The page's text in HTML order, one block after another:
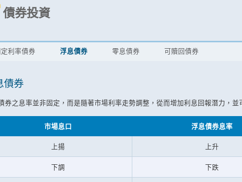
債券投資
定利率債券 浮息債券 零息債券 可贖回債券
債券
券之息率並非固定，而是隨著市場利率走勢調整，從而增加利息回報潛力，並
市場息口 浮息債券息率
上揚 上升
下調 下跌